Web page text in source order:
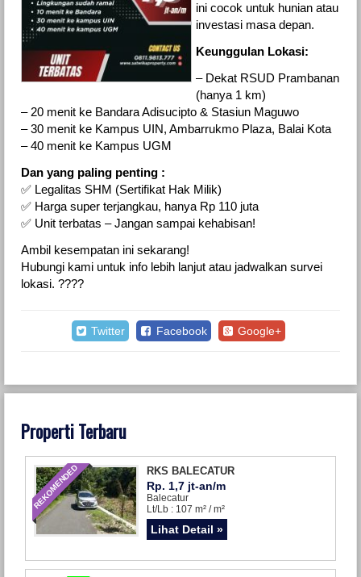
ini cocok untuk hunian atau
investasi masa depan.
Keunggulan Lokasi:
– Dekat RSUD Prambanan
(hanya 1 km)
– 20 menit ke Bandara Adisucipto & Stasiun Maguwo
– 30 menit ke Kampus UIN, Ambarrukmo Plaza, Balai Kota
– 40 menit ke Kampus UGM
Dan yang paling penting :
✅ Legalitas SHM (Sertifikat Hak Milik)
✅ Harga super terjangkau, hanya Rp 110 juta
✅ Unit terbatas – Jangan sampai kehabisan!
Ambil kesempatan ini sekarang!
Hubungi kami untuk info lebih lanjut atau jadwalkan survei
lokasi. ????
Twitter Facebook Google+
Properti Terbaru
REKOMENDED RKS BALECATUR
Rp. 1,7 jt-an/m
Balecatur
Lt/Lb : 107 m² / m²
Lihat Detail »